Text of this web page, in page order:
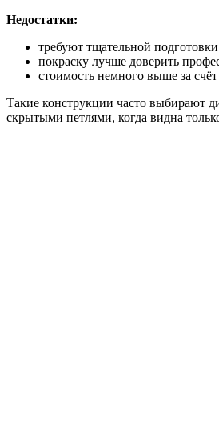
Недостатки:
требуют тщательной
покраску лучше доверить
стоимость немного выше за
Такие конструкции часто выбирают
скрытыми петлями, когда видна